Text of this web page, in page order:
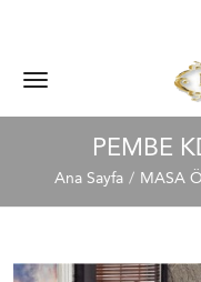
PEMBE
Ana Sayfa MASA